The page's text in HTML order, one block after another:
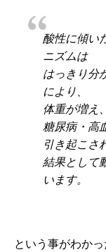
酸性に傾い
ニズムは
はっきり分
により、
体重が増え
糖尿病・高
引き起こさ
結果として
います。
という事がわかっ